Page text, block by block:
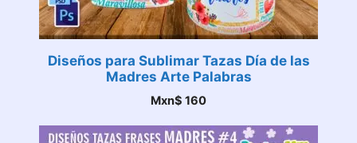
Diseños para Sublimar Tazas Día de las
Madres Arte Palabras
Mxn$ 160